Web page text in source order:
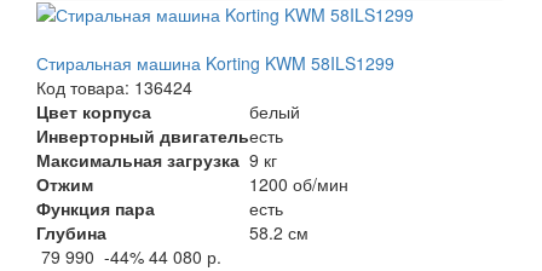
Стиральная машина Korting KWM 58ILS1299
Код товара: 136424
Цвет корпуса
белый
Инверторный двигательесть
Максимальная загрузка 9 кг
Отжим
1200 об/мин
Функция пара
есть
Глубина
58.2 см
79 990 -44% 44 080 р.